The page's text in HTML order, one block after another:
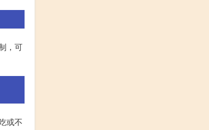
，可
或不